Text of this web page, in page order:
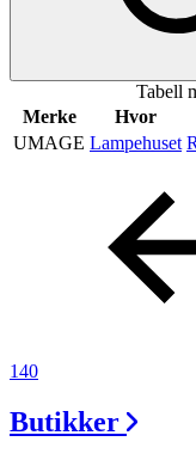
Aktiviteter
Inspirasjon
Tabell
Merke
Hvor
UMAGE Lampehuset
140
Butikker